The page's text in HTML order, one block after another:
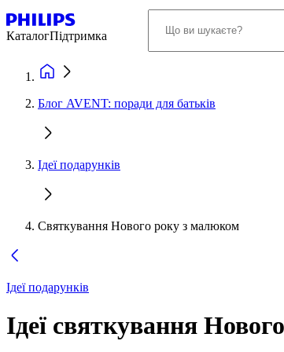
КаталогПідтримка
Блог AVENT: поради для батьків
Ідеї подарунків
Святкування Нового року з малюком
Ідеї подарунків
Ідеї святкування